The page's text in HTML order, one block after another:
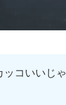
ッコいいじゃ